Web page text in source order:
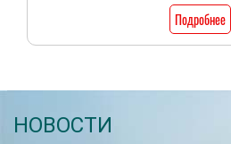
Подробнее
НОВОСТИ